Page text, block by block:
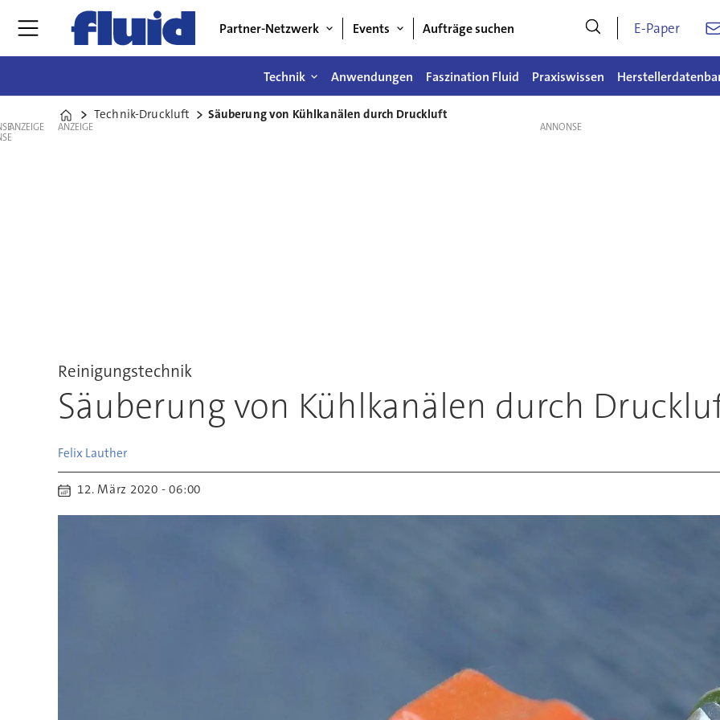
Partner-Netzwerk Events Aufträge suchen E-Paper
Technik Anwendungen Faszination Fluid Praxiswissen
Home
Technik-Druckluft Säuberung von Kühlkanälen durch Druckluft
ANZEIGE ANZEIGE
Reinigungstechnik
Säuberung von Kühlkanälen durch
Felix Lauther
12. März 2020 - 06:00